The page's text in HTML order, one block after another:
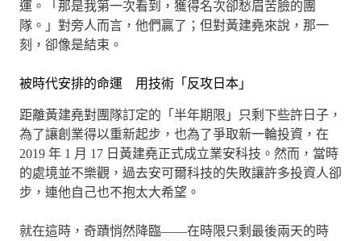
運。「那是我第一次看到，獲得名次卻愁眉苦臉的團
隊。」對旁人而言，他們贏了；但對黃建堯來說，那一
刻，卻像是結束。
被時代安排的命運 用技術「反攻日本」
距離黃建堯對團隊訂定的「半年期限」只剩下些許日子，
為了讓創業得以重新起步，也為了爭取新一輪投資，在
2019 年 1 月 17 日黃建堯正式成立業安科技。然而，當時
的處境並不樂觀，過去安可爾科技的失敗讓許多投資人卻
步，連他自己也不抱太大希望。
就在這時，奇蹟悄然降臨——在時限只剩最後兩天的時